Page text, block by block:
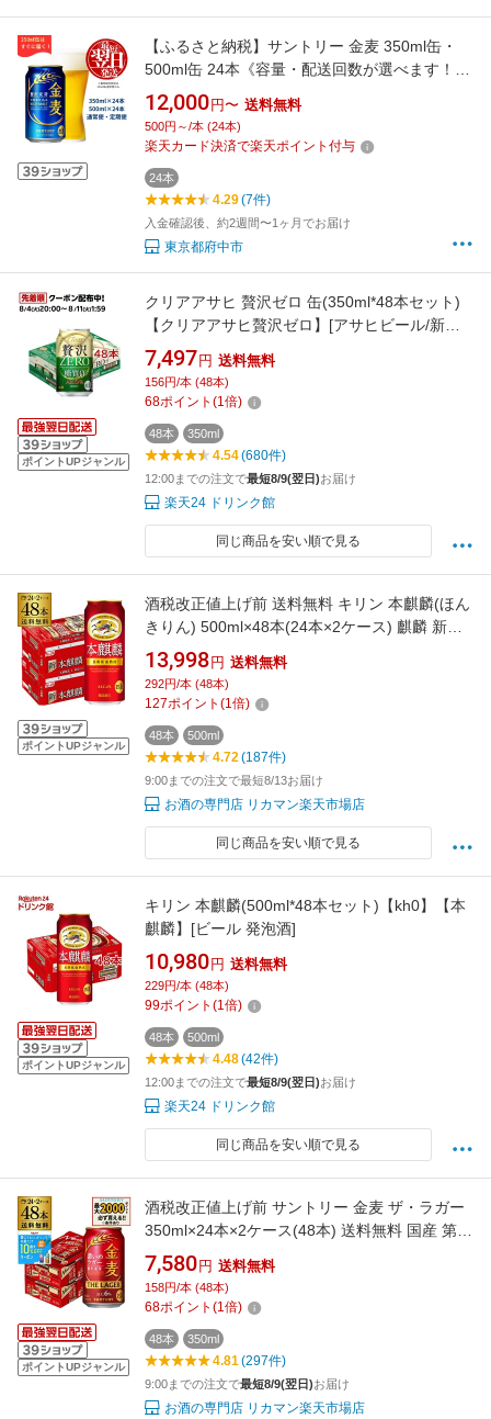
【ふるさと納税】サントリー 金麦 350ml缶・
500ml缶 24本《容量・配送回数が選べます！》
★350ml缶通常便（1回）のみ最短翌日発送
★【1回のみ・定期便2〜12ヶ月】※沖縄・離島
配送不可【ビール 発泡酒 第3のビール お酒 プ
12,000 円〜 送料無料
500円～/本 (24本)
楽天カード決済で楽天ポイント付与
24本
4.29(7件)
入金確認後、約2週間〜1ヶ月でお届け
東京都府中市
ポイントUPジャンル
クリアアサヒ 贅沢ゼロ 缶(350ml*48本セット)
【クリアアサヒ贅沢ゼロ】[アサヒビール/新ジ
ャンル/贅沢ゼロ]
7,497 円 送料無料
156円/本 (48本)
68ポイント (1倍)
48本 350ml
4.54(680件)
12:00までの注文で最短8/9(翌日)お届け
楽天24 ドリンク館
同じ商品を安い順で見る
ポイントUPジャンル
酒税改正値上げ前 送料無料 キリン 本麒麟(ほん
きりん) 500ml×48本(24本×2ケース) 麒麟 新ジ
ャンル 第3の生 ビールテイスト 500缶 国産 長S
13,998 円 送料無料
292円/本 (48本)
127ポイント (1倍)
48本 500ml
4.72(187件)
9:00までの注文で最短8/13お届け
お酒の専門店 リカマン楽天市場店
同じ商品を安い順で見る
ポイントUPジャンル
キリン 本麒麟(500ml*48本セット)【kh0】【本
麒麟】[ビール 発泡酒]
10,980 円 送料無料
229円/本 (48本)
99ポイント (1倍)
48本 500ml
4.48(42件)
12:00までの注文で最短8/9(翌日)お届け
楽天24 ドリンク館
同じ商品を安い順で見る
ポイントUPジャンル
酒税改正値上げ前 サントリー 金麦 ザ・ラガー
350ml×24本×2ケース(48本) 送料無料 国産 第三
のビール 新ジャンル AIB
7,580 円 送料無料
158円/本 (48本)
68ポイント (1倍)
48本 350ml
4.81(297件)
9:00までの注文で最短8/9(翌日)お届け
お酒の専門店 リカマン楽天市場店